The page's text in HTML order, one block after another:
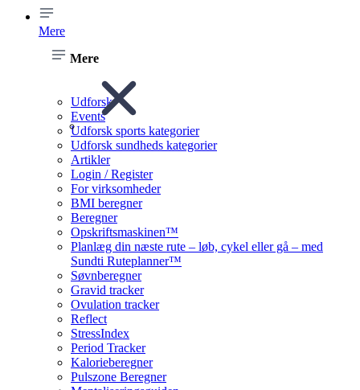
Mere
Mere
Udforsk
Events
Udforsk sports kategorier
Udforsk sundheds kategorier
Artikler
Login / Register
For virksomheder
BMI beregner
Beregner
Opskriftsmaskinen™
Planlæg din næste rute – løb, cykel eller gå – med
Sundti Ruteplanner™
Søvnberegner
Gravid tracker
Ovulation tracker
Reflect
StressIndex
Period Tracker
Kalorieberegner
Pulszone Beregner